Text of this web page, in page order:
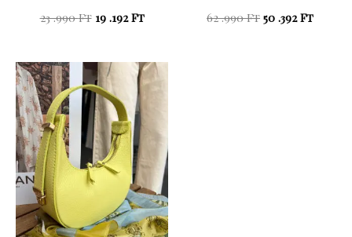
23 .990Ft 19 .192Ft 62 .990Ft 50 .392Ft
Original
price
was:
24
.990 Ft.
Current
price